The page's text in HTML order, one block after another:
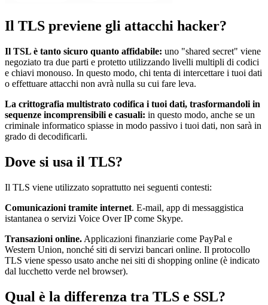
Il TLS previene gli attacchi hacker?
Il TSL è tanto sicuro quanto affidabile: uno "shared secret" viene
negoziato tra due parti e protetto utilizzando livelli multipli di codici
e chiavi monouso. In questo modo, chi tenta di intercettare i tuoi dati
o effettuare attacchi non avrà nulla su cui fare leva.
La crittografia multistrato codifica i tuoi dati, trasformandoli in
sequenze incomprensibili e casuali: in questo modo, anche se un
criminale informatico spiasse in modo passivo i tuoi dati, non sarà in
grado di decodificarli.
Dove si usa il TLS?
Il TLS viene utilizzato soprattutto nei seguenti contesti:
Comunicazioni tramite internet. E-mail, app di messaggistica
istantanea o servizi Voice Over IP come Skype.
Transazioni online. Applicazioni finanziarie come PayPal e
Western Union, nonché siti di servizi bancari online. Il protocollo
TLS viene spesso usato anche nei siti di shopping online (è indicato
dal lucchetto verde nel browser).
Qual è la differenza tra TLS e SSL?